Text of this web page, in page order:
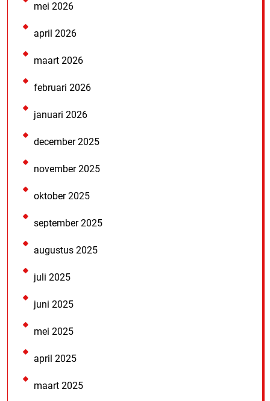
mei 2026
april 2026
maart 2026
februari 2026
januari 2026
december 2025
november 2025
oktober 2025
september 2025
augustus 2025
juli 2025
juni 2025
mei 2025
april 2025
maart 2025